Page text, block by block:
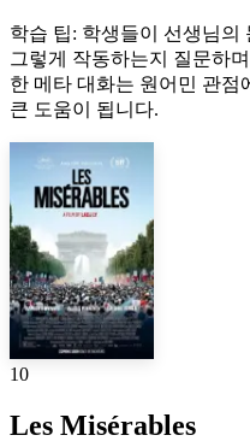
학습 팁: 학생들이 선생님의
그렇게 작동하는지 질문하
한 메타 대화는 원어민 관점
큰 도움이 됩니다.
10
Les Misérables